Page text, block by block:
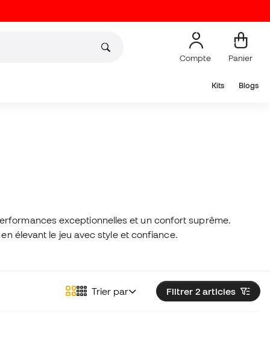
Compte Panier
Kits Blogs
exceptionnelles et un confort suprême.
élevant le jeu avec style et confiance.
Filtrer 2 articles
Trier par